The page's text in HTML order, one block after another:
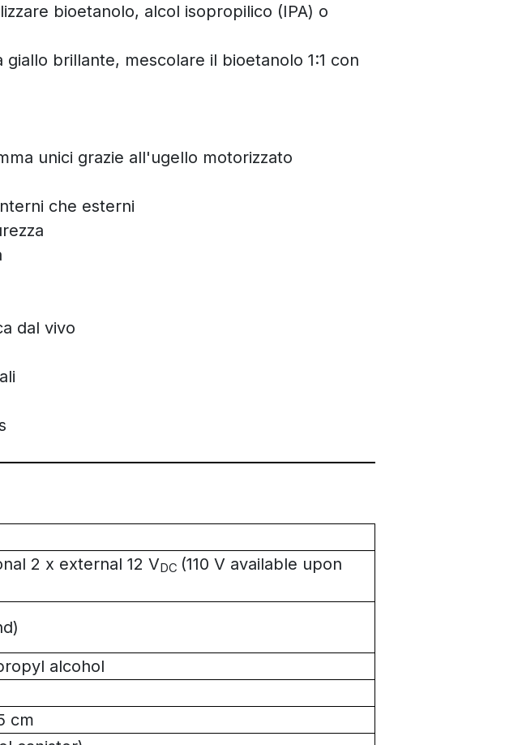
bioetanolo, alcol isopropilico (IPA) o
brillante, mescolare il bioetanolo 1:1 con
unici grazie all'ugello motorizzato
che esterni
dal vivo
2 x external 12 VDC (110 V available upon
alcohol
cm